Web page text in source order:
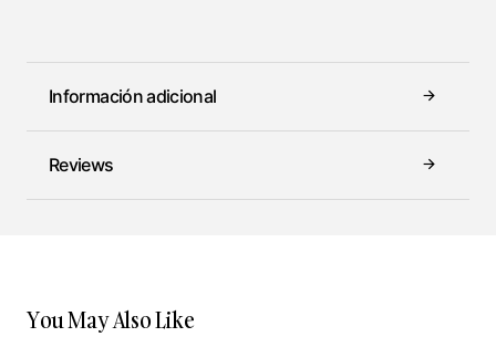
Información adicional
Reviews
You May Also Like